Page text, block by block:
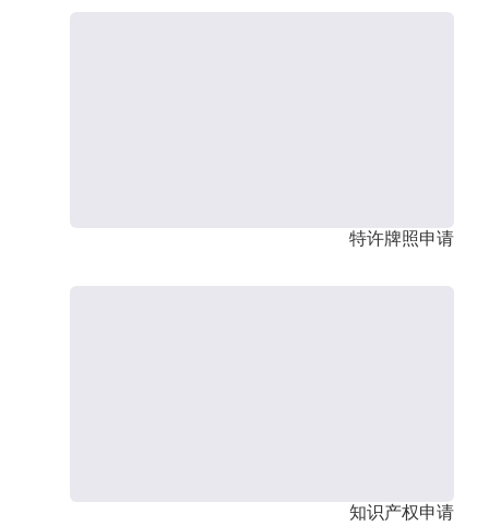
特许牌照申请
知识产权申请